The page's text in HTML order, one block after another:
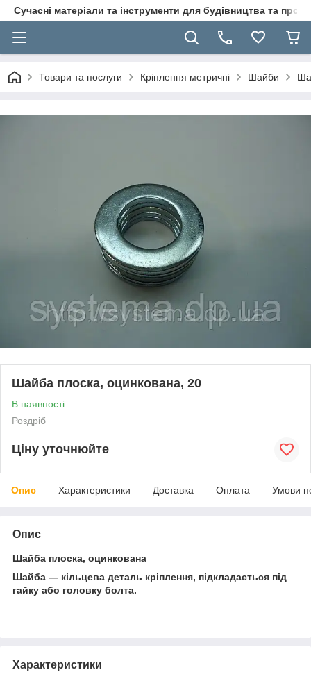
Сучасні матеріали та інструменти для будівництва та
Товари та послуги Кріплення метричні Шайби
Шайба плоска, оцинкована, 20
В наявності
Роздріб
Ціну уточнюйте
Опис Характеристики Доставка Оплата Умови
Опис
Шайба плоска, оцинкована
Шайба — кільцева деталь кріплення, підкладається під
гайку або головку болта.
Характеристики